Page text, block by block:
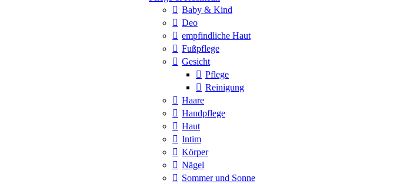
Baby & Kind
Deo
empfindliche Haut
Fußpflege
Gesicht
Pflege
Reinigung
Haare
Handpflege
Haut
Intim
Körper
Nägel
Sommer und Sonne